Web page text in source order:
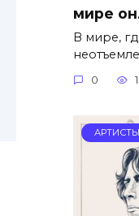
мире
В мире,
0
АРТИСТЫ